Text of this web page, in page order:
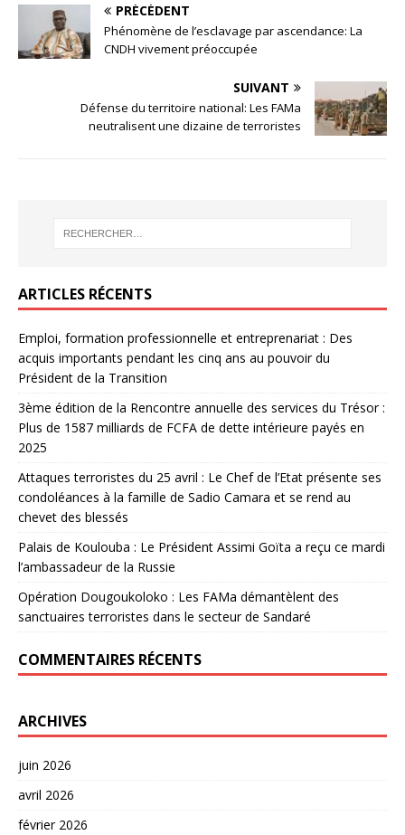
PRÉCÉDENT
Phénomène de l’esclavage par ascendance: La
CNDH vivement préoccupée
SUIVANT
Défense du territoire national: Les FAMa
neutralisent une dizaine de terroristes
ARTICLES RÉCENTS
Emploi, formation professionnelle et entreprenariat : Des
acquis importants pendant les cinq ans au pouvoir du
Président de la Transition
3ème édition de la Rencontre annuelle des services du Trésor :
Plus de 1587 milliards de FCFA de dette intérieure payés en
2025
Attaques terroristes du 25 avril : Le Chef de l’Etat présente ses
condoléances à la famille de Sadio Camara et se rend au
chevet des blessés
Palais de Koulouba : Le Président Assimi Goïta a reçu ce mardi
l’ambassadeur de la Russie
Opération Dougoukoloko : Les FAMa démantèlent des
sanctuaires terroristes dans le secteur de Sandaré
COMMENTAIRES RÉCENTS
ARCHIVES
juin 2026
avril 2026
février 2026